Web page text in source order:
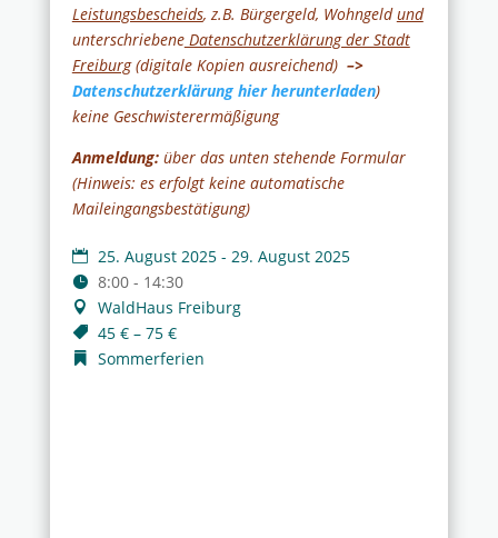
Leistungsbescheids, z.B. Bürgergeld, Wohngeldund
unterschriebeneDatenschutzerklärung der Stadt
Freiburg(digitale Kopien ausreichend) –>
Datenschutzerklärung hier herunterladen)
keine Geschwisterermäßigung
Anmeldung: über das unten stehende Formular
(Hinweis: es erfolgt keine automatische
Maileingangsbestätigung)
25. August 2025 - 29. August 2025
8:00 - 14:30
WaldHaus Freiburg
45 € – 75 €
Sommerferien